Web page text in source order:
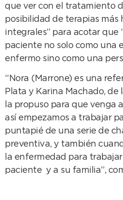
que ver con el tratamiento
posibilidad de terapias más
integrales” para acotar que
paciente no solo como una
enfermo sino como una
“Nora (Marrone) es una
Plata y Karina Machado, de
la propuso para que venga
así empezamos a trabajar
puntapié de una serie de
preventiva, y también
la enfermedad para trabajar
paciente y a su familia”,